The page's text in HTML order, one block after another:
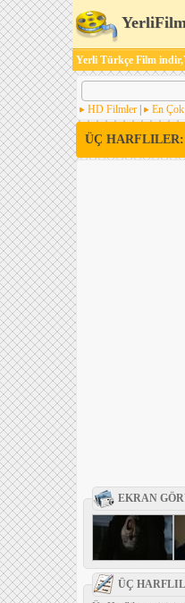
Yerli Türkçe Film
HD Filmler En
ÜÇ
EKRAN
ÜÇ